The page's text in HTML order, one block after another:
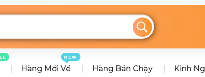
Hàng Mới Về
NEW
Hàng Bán Chạy Kinh